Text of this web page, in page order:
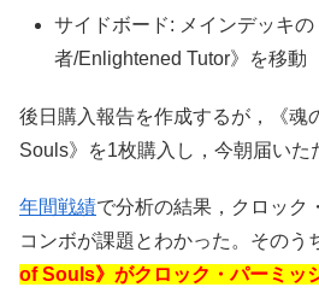
サイドボード: メインデッキ
者/Enlightened Tutor》を移動
後日購入報告を作成するが，《魂
Souls》を1枚購入し，今朝届いた
年間戦績で分析の結果，クロック
コンボが課題とわかった。そのう
of Souls》がクロック・パーミッ